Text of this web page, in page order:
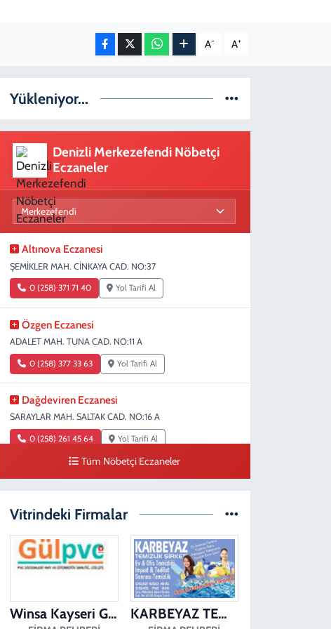
A- A+
Yükleniyor...
Denizli Merkezefendi Nöbetçi
Eczaneler
Altınova Eczanesi
ŞEMİKLER MAH. CİNKAYA CAD. NO:37
0 (258) 371 71 40 Yol Tarifi Al
Özgen Eczanesi
ADALET MAH. TUNA CAD. NO:11 A
0 (258) 377 33 63 Yol Tarifi Al
Dağdeviren Eczanesi
SARAYLAR MAH. SALTAK CAD. NO:16 A
0 (258) 261 45 64 Yol Tarifi Al
Dişçioğlu Eczanesi
0 (258) 265 32 91 Yol Tarifi Al
Tüm Nöbetçi Eczaneler
Vitrindeki Firmalar
Winsa Kayseri Gül Pvc Pencere Kayseri Winsa KARBEYAZ TEMİZLİK